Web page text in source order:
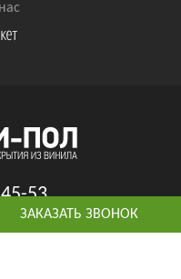
53
ЗАКАЗАТЬ ЗВОНОК